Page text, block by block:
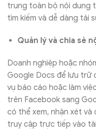
trung toàn bộ nội dung
tìm kiếm và dễ dàng tái
Quản lý và chia sẻ
Doanh nghiệp hoặc
Google Docs để lưu trữ
vụ báo cáo hoặc làm
trên Facebook sang
có thể xem, nhận xét và
truy cập trực tiếp vào